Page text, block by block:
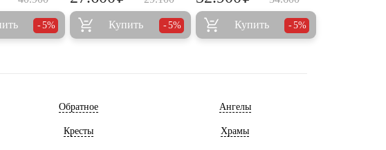
5% Купить 5% Купить 5%
Обратное Ангелы
Кресты Храмы